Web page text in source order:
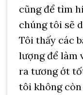
cũng để tìm
chúng tôi sẽ
Tôi thấy các
lượng để làm
ra tương ớt
tôi không